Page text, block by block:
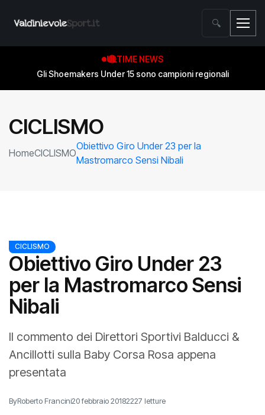
🔍
ULTIME NEWS
Gli Shoemakers Under 15 sono campioni regionali
CICLISMO
HomeCICLISMO
Obiettivo Giro Under 23 per la
Mastromarco Sensi Nibali
CICLISMO
Obiettivo Giro Under 23
per la Mastromarco Sensi
Nibali
Il commento dei Direttori Sportivi Balducci &
Ancillotti sulla Baby Corsa Rosa appena
presentata
ByRoberto Francini20 febbraio 20182227 letture